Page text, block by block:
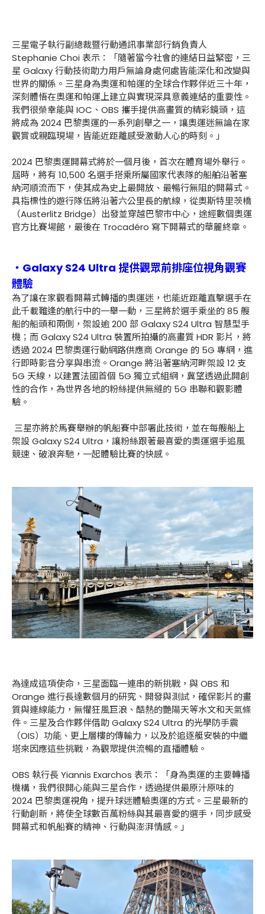
三星電子執行副總裁暨行動通訊事業部行銷負責人
Stephanie Choi 表示：「隨著當今社會的連結日益緊密，三
星 Galaxy 行動技術助力用戶無論身處何處皆能深化和改變與
世界的關係。三星身為奧運和帕運的全球合作夥伴近三十年，
深刻體悟在奧運和帕運上建立與實現深具意義連結的重要性。
我們很榮幸能與 IOC、OBS 攜手提供高畫質的精彩鏡頭，這
將成為 2024 巴黎奧運的一系列創舉之一，讓奧運迷無論在家
觀賞或親臨現場，皆能近距離感受激動人心的時刻。」
2024 巴黎奧運開幕式將於一個月後，首次在體育場外舉行。
屆時，將有 10,500 名選手搭乘所屬國家代表隊的船舶沿著塞
納河順流而下，使其成為史上最開放、最暢行無阻的開幕式。
具指標性的遊行隊伍將沿著六公里長的航線，從奧斯特里茨橋
（Austerlitz Bridge）出發並穿越巴黎市中心，途經數個奧運
官方比賽場館，最後在 Trocadéro 寫下開幕式的華麗終章。
・Galaxy S24 Ultra 提供觀眾前排座位視角觀賽
體驗
為了讓在家觀看開幕式轉播的奧運迷，也能近距離直擊選手在
此千載難逢的航行中的一舉一動，三星將於選手乘坐的 85 艘
船的船頭和兩側，架設逾 200 部 Galaxy S24 Ultra 智慧型手
機；而 Galaxy S24 Ultra 裝置所拍攝的高畫質 HDR 影片，將
透過 2024 巴黎奧運行動網路供應商 Orange 的 5G 專網，進
行即時影音分享與串流。Orange 將沿著塞納河畔架設 12 支
5G 天線，以建置法國首個 5G 獨立式組網，冀望透過此開創
性的合作，為世界各地的粉絲提供無縫的 5G 串聯和觀影體
驗。
三星亦將於馬賽舉辦的帆船賽中部署此技術，並在每艘船上
架設 Galaxy S24 Ultra，讓粉絲跟著最喜愛的奧運選手追風
競速、破浪奔馳，一起體驗比賽的快感。
為達成這項使命，三星面臨一連串的新挑戰，與 OBS 和
Orange 進行長達數個月的研究、開發與測試，確保影片的畫
質與連線能力，無懼狂風巨浪、酷熱的艷陽天等水文和天氣條
件。三星及合作夥伴借助 Galaxy S24 Ultra 的光學防手震
（OIS）功能、更上層樓的傳輸力，以及於追逐艇安裝的中繼
塔來因應這些挑戰，為觀眾提供流暢的直播體驗。
OBS 執行長 Yiannis Exarchos 表示：「身為奧運的主要轉播
機構，我們很開心能與三星合作，透過提供最原汁原味的
2024 巴黎奧運視角，提升球迷體驗奧運的方式。三星最新的
行動創新，將使全球數百萬粉絲與其最喜愛的選手，同步感受
開幕式和帆船賽的精神、行動與澎湃情感。」